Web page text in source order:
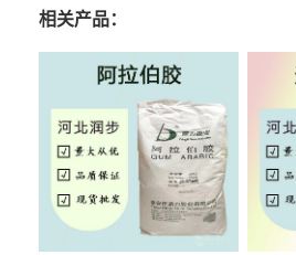
相关产品：